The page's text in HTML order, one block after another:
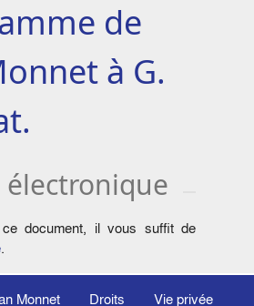
de
à G.
électronique
document, il vous suffit de
.
Monnet Droits Vie privée